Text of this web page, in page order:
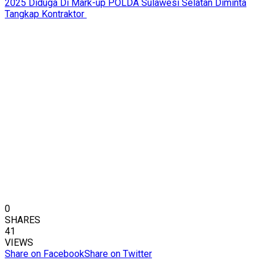
0
SHARES
41
VIEWS
Share on FacebookShare on Twitter